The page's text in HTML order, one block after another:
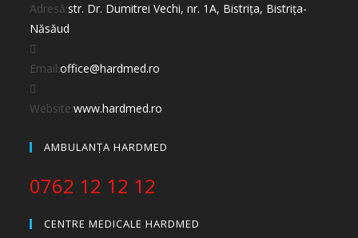
Adresă:str. Dr. Dumitrei Vechi, nr. 1A, Bistrița, Bistrița-
Năsăud
Email:office@hardmed.ro
Website:www.hardmed.ro
AMBULANȚA HARDMED
0762 12 12 12
CENTRE MEDICALE HARDMED